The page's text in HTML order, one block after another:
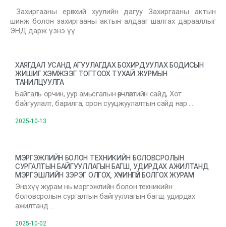
Захиргааны ерөнхий хуулийн дагуу Захиргааны актын
шинж болон захиргааны актын алдааг шалгах дарааллыг
ЭНД дарж үзнэ үү.
ХАЯГДАЛ УСАНД АГУУЛАГДАХ БОХИРДУУЛАХ БОДИСЫН
ЖИШИГ ХЭМЖЭЭГ ТОГТООХ ТУХАЙ ЖУРМЫН
ТАНИЛЦУУЛГА
Байгаль орчин, уур амьсгалын өөрчлөлтийн сайд, Хот
байгуулалт, барилга, орон сууцжуулалтын сайд нар …
2025-10-13
МЭРГЭЖЛИЙН БОЛОН ТЕХНИКИЙН БОЛОВСРОЛЫН
СУРГАЛТЫН БАЙГУУЛЛАГЫН БАГШ, УДИРДАХ АЖИЛТАНД
МЭРГЭШЛИЙН ЗЭРЭГ ОЛГОХ, ХҮЧИНГҮЙ БОЛГОХ ЖУРАМ
Энэхүү журам нь мэргэжлийн болон техникийн
боловсролын сургалтын байгууллагын багш, удирдах
ажилтанд …
2025-10-02